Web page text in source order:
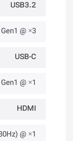
USB3.2
3× @ Type-A Gen1
USB-C
1× @ Support DisplayPort – USB3.2 Gen1
HDMI
1× @ Version 2.1 (4K@30Hz)